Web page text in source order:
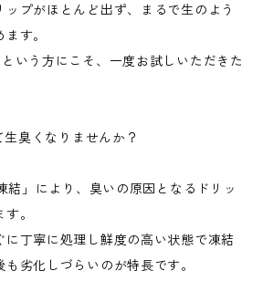
ップがほとんど出ず、まるで生のよう
す。
いう方にこそ、一度お試しいただきた
臭くなりませんか？
結」により、臭いの原因となるドリッ
。
に丁寧に処理し鮮度の高い状態で凍結
劣化しづらいのが特長です。